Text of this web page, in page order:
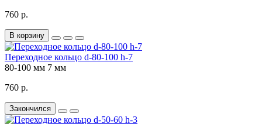
760 р.
В корзину
Переходное кольцо d-80-100 h-7
80-100 мм 7 мм
760 р.
Закончился